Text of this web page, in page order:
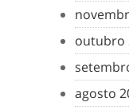
outubro
agosto